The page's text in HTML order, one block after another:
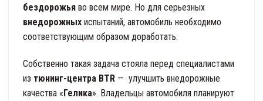
бездорожья во всем мире. Но для серьезных
внедорожных испытаний, автомобиль необходимо
соответствующим образом доработать.
Собственно такая задача стояла перед специалистами
из тюнинг-центра BTR — улучшить внедорожные
качества «Гелика». Владельцы автомобиля планируют